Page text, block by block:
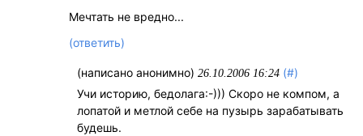
Мечтать не вредно...
(ответить)
(написано анонимно)26.10.2006 16:24 (#)
Учи историю, бедолага:-))) Скоро не компом, а
лопатой и метлой себе на пузырь зарабатывать
будешь.